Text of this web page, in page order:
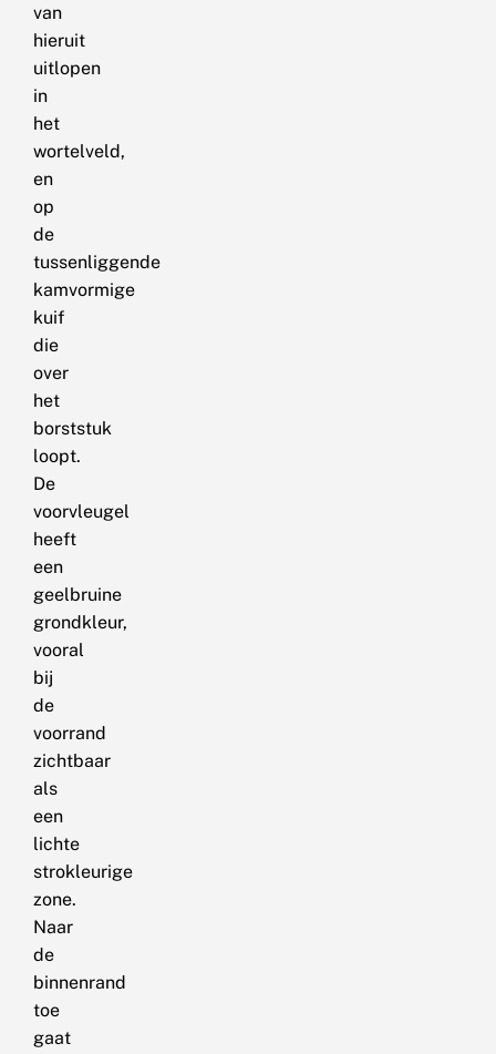
van
hieruit
uitlopen
in
het
wortelveld,
en
op
de
tussenliggende
kamvormige
kuif
die
over
het
borststuk
loopt.
De
voorvleugel
heeft
een
geelbruine
grondkleur,
vooral
bij
de
voorrand
zichtbaar
als
een
lichte
strokleurige
zone.
Naar
de
binnenrand
toe
gaat